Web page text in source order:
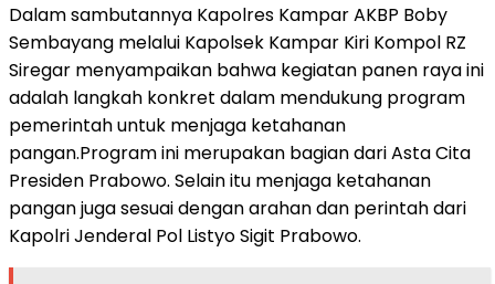
Dalam sambutannya Kapolres Kampar AKBP Boby
Sembayang melalui Kapolsek Kampar Kiri Kompol RZ
Siregar menyampaikan bahwa kegiatan panen raya ini
adalah langkah konkret dalam mendukung program
pemerintah untuk menjaga ketahanan
pangan.Program ini merupakan bagian dari Asta Cita
Presiden Prabowo. Selain itu menjaga ketahanan
pangan juga sesuai dengan arahan dan perintah dari
Kapolri Jenderal Pol Listyo Sigit Prabowo.